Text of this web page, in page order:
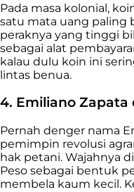
Pada masa kolonial,
satu mata uang paling
peraknya yang tinggi
sebagai alat
kalau dulu koin ini
lintas benua.
4. Emiliano Zapata
Pernah denger nama
pemimpin revolusi
hak petani. Wajahnya
Peso sebagai bentuk
membela kaum kecil.